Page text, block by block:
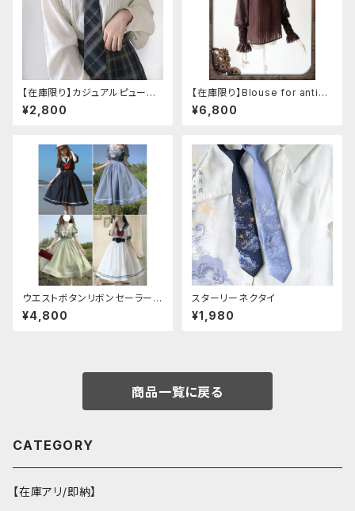
【在庫限り】カジュアルピューリ
タンカラープレッピーブラウス
¥2,800
【在庫限り】Blouse for antiqu
e automaton
¥6,800
ウエストボタンリボンセーラーワ
ンピース
¥4,800
スターリーネクタイ
¥1,980
商品一覧に戻る
CATEGORY
【在庫アリ/即納】